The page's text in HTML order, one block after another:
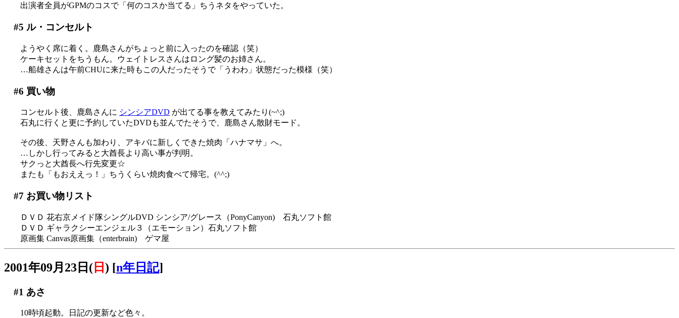
出演者全員がGPMのコスで「何のコスか当てる」ちうネタをやっていた。
#5 ル・コンセルト
ようやく席に着く。鹿島さんがちょっと前に入ったのを確認（笑）
ケーキセットをちうもん。ウェイトレスさんはロング髪のお姉さん。
…船雄さんは午前CHUに来た時もこの人だったそうで「うわわ」状態だった模様（笑）
#6 買い物
コンセルト後、鹿島さんに シンシアDVD が出てる事を教えてみたり(~^;)
石丸に行くと更に予約していたDVDも並んでたそうで、鹿島さん散財モード。
その後、天野さんも加わり、アキバに新しくできた焼肉「ハナマサ」へ。
…しかし行ってみると大酋長より高い事が判明。
サクっと大酋長へ行先変更☆
またも「もおええっ！」ちうくらい焼肉食べて帰宅。(^^;)
#7 お買い物リスト
ＤＶＤ 花右京メイド隊シングルDVD シンシア/グレース（PonyCanyon) 石丸ソフト館
ＤＶＤ ギャラクシーエンジェル３（エモーション）石丸ソフト館
原画集 Canvas原画集（enterbrain) ゲマ屋
2001年09月23日( 日 ) [n年日記]
#1 あさ
10時頃起動。日記の更新など色々。